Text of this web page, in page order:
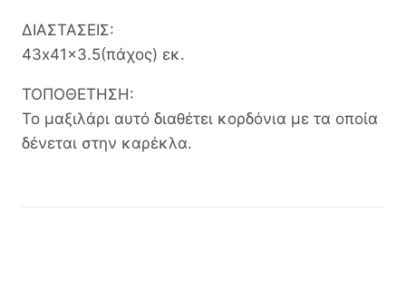
ΔΙΑΣΤΑΣΕΙΣ:
43x41x3.5(πάχος) εκ.
ΤΟΠΟΘΕΤΗΣΗ:
Το μαξιλάρι αυτό διαθέτει κορδόνια με τα οποία
δένεται στην καρέκλα.